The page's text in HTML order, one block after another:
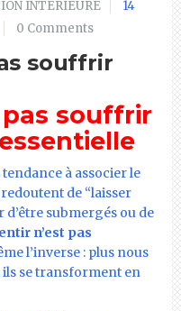
INTERIEURE
14
0 Comments
souffrir
pas souffrir
à associer le
de “laisser
submergés ou de
n’est pas
l’inverse : plus nous
ils se transforment en